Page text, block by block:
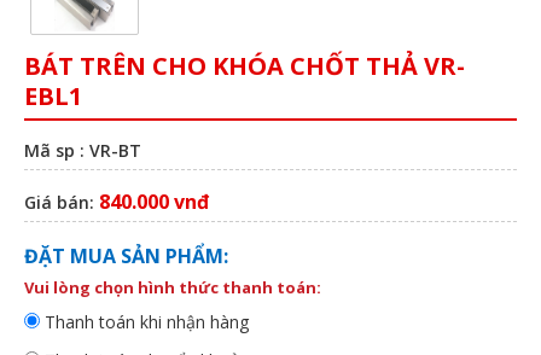
BÁT TRÊN CHO KHÓA CHỐT THẢ VR-
EBL1
Mã sp : VR-BT
Giá bán: 840.000 vnđ
ĐẶT MUA SẢN PHẨM:
Vui lòng chọn hình thức thanh toán:
Thanh toán khi nhận hàng